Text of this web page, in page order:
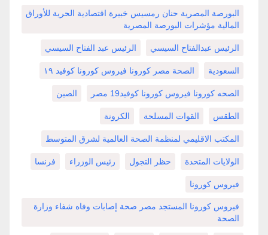
البورصة المصرية حنان رمسيس خبيرة اقتصادية الحرية للأوراق
المالية مؤشرات البورصة المصرية
الرئيس عبدالفتاح السيسي الرئيس عبد الفتاح السيسي
السعودية الصحة مصر كورونا فيروس كورونا كوفيد ١٩
الصحه كورونا فيروس كورونا كوفيد19 مصر الصين
الطقس القوات المسلحة الكرونة
المكتب الاقليمي لمنظمة الصحة العالمية لشرق المتوسط
الولايات المتحدة حظر التجول رئيس الوزراء فرنسا
فيروس كورونا
فيروس كورونا المستجد مصر صحة إصابات وفاه شفاء وزارة
الصحة